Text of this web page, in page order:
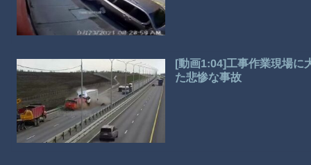
[動画1:04]工事作業現場に
た悲惨な事故